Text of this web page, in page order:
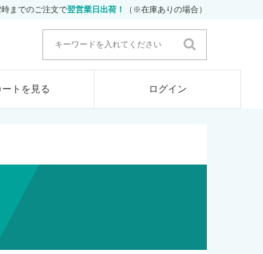
までのご注文で翌営業日出荷！ （※在庫ありの場合）
ートを見る ログイン